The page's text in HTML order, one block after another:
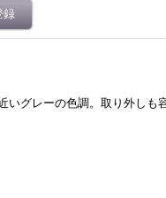
録
いグレーの色調。取り外しも